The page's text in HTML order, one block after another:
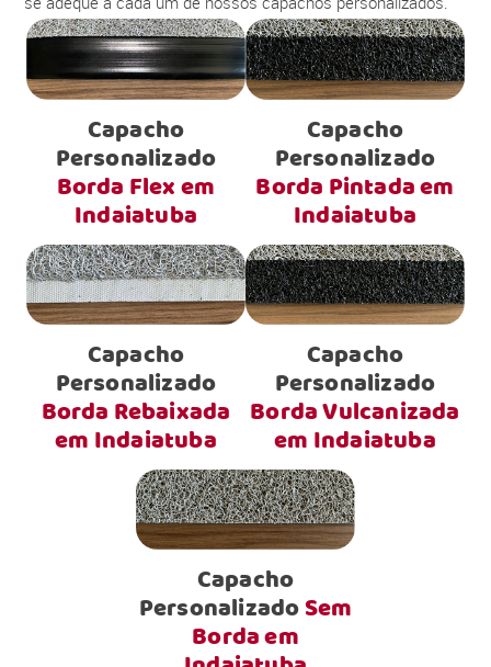
Capacho
Personalizado
Borda Flex em
Indaiatuba
Capacho
Personalizado
Borda Pintada em
Indaiatuba
Capacho
Personalizado
Borda Rebaixada
em Indaiatuba
Capacho
Personalizado
Borda Vulcanizada
em Indaiatuba
Capacho
PersonalizadoSem
Borda em